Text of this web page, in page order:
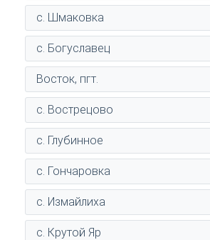
с. Шмаковка
с. Богуславец
Восток, пгт.
с. Вострецово
с. Глубинное
с. Гончаровка
с. Измайлиха
с. Крутой Яр